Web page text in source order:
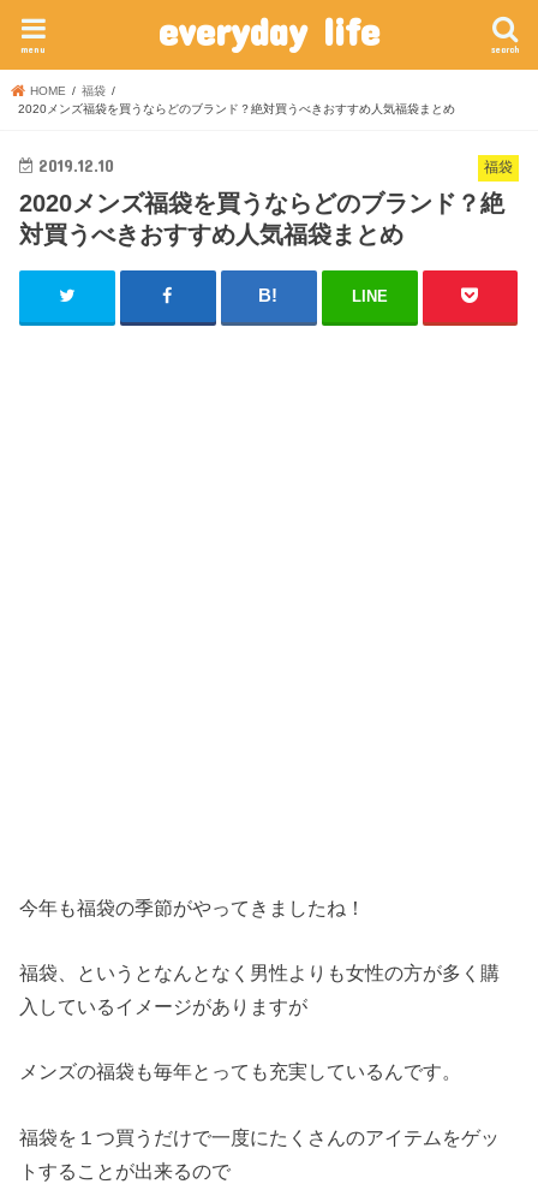
everyday life search
menu
HOME
福袋
2020メンズ福袋を買うならどのブランド？絶対買うべきおすすめ人気福袋まとめ
福袋
2019.12.10
2020メンズ福袋を買うならどのブランド？絶
対買うべきおすすめ人気福袋まとめ
LINE
今年も福袋の季節がやってきましたね！
福袋、というとなんとなく男性よりも女性の方が多く購
入しているイメージがありますが
メンズの福袋も毎年とっても充実しているんです。
福袋を１つ買うだけで一度にたくさんのアイテムをゲッ
トすることが出来るので